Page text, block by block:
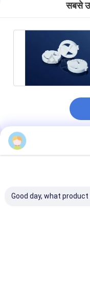
सबसे
अनुशंसित उत्पाद
Good day, what